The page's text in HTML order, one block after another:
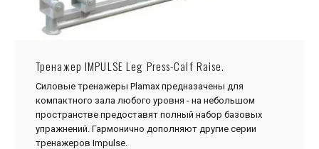
Тренажер IMPULSE Leg Press-Calf Raise.
Силовые тренажеры Plamax предназачены для
компактного зала любого уровня - на небольшом
пространстве предоставят полный набор базовых
упражнений. Гармонично дополняют другие серии
тренажеров Impulse.